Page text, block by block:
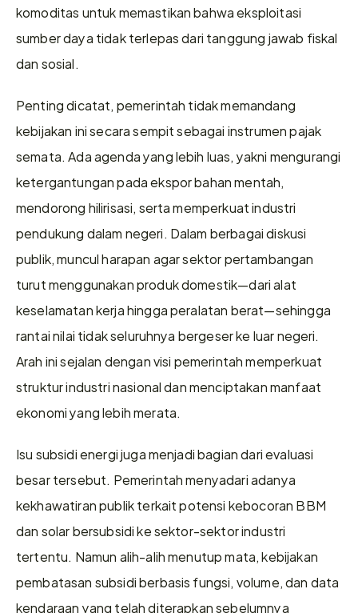
komoditas untuk memastikan bahwa eksploitasi
sumber daya tidak terlepas dari tanggung jawab fiskal
dan sosial.
Penting dicatat, pemerintah tidak memandang
kebijakan ini secara sempit sebagai instrumen pajak
semata. Ada agenda yang lebih luas, yakni mengurangi
ketergantungan pada ekspor bahan mentah,
mendorong hilirisasi, serta memperkuat industri
pendukung dalam negeri. Dalam berbagai diskusi
publik, muncul harapan agar sektor pertambangan
turut menggunakan produk domestik—dari alat
keselamatan kerja hingga peralatan berat—sehingga
rantai nilai tidak seluruhnya bergeser ke luar negeri.
Arah ini sejalan dengan visi pemerintah memperkuat
struktur industri nasional dan menciptakan manfaat
ekonomi yang lebih merata.
Isu subsidi energi juga menjadi bagian dari evaluasi
besar tersebut. Pemerintah menyadari adanya
kekhawatiran publik terkait potensi kebocoran BBM
dan solar bersubsidi ke sektor-sektor industri
tertentu. Namun alih-alih menutup mata, kebijakan
pembatasan subsidi berbasis fungsi, volume, dan data
kendaraan yang telah diterapkan sebelumnya